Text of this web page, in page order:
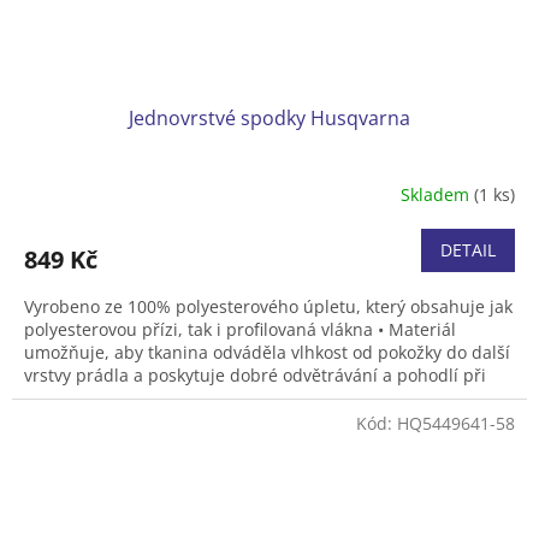
Jednovrstvé spodky Husqvarna
Skladem (1 ks)
849 Kč DETAIL
Vyrobeno ze 100% polyesterového úpletu, který obsahuje jak
polyesterovou přízi, tak i profilovaná vlákna • Materiál
umožňuje, aby tkanina odváděla vlhkost od pokožky do další
vrstvy prádla a poskytuje dobré odvětrávání a pohodlí při
vaší každodenní práci • Lehký materiál, 140g/m2 • Lze sušit v
sušičce při normální teplotě, žehlit. • Velikost S - XL
Kód: HQ5449641-58